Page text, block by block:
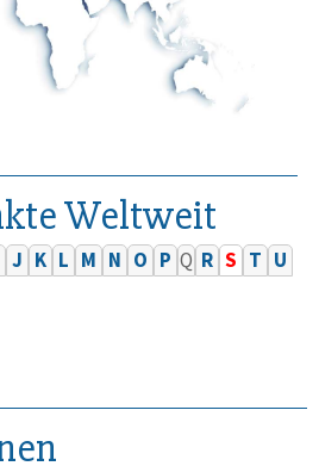
Weltweit
J K L M N O P Q R S T U